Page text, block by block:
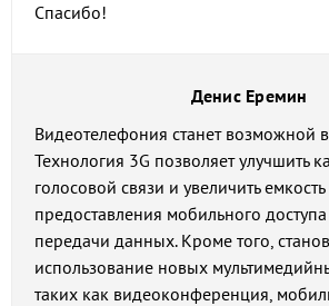
Спасибо!
Денис Еремин
Видеотелефония станет возможной в
Технология 3G позволяет улучшить
голосовой связи и увеличить емкость
предоставления мобильного
передачи данных. Кроме того,
использование новых
таких как видеоконференция,